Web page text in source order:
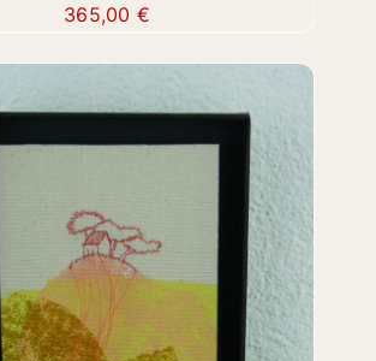
365,00 €
ADD TO CART / DETAILS